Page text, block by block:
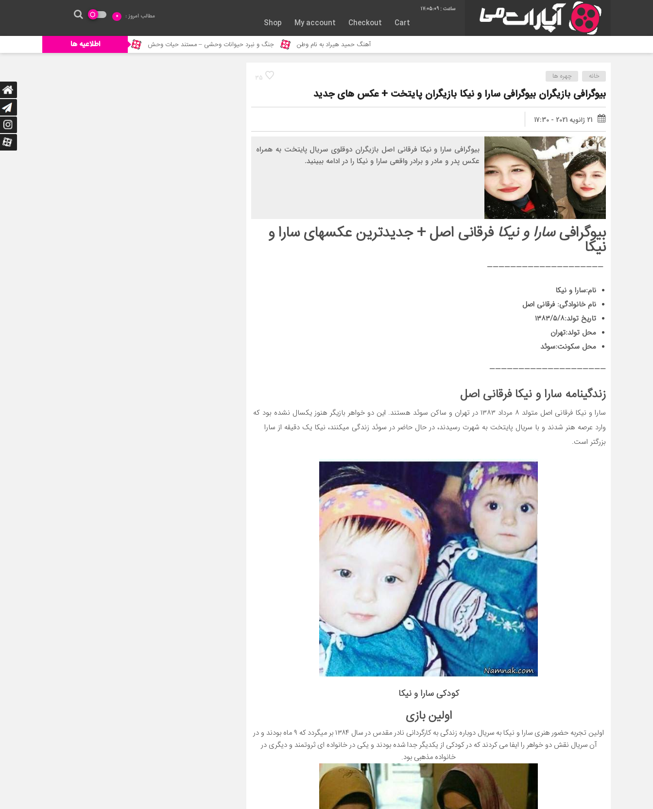
17:05:10
Cart
Checkout
My account
Shop
مطالب امروز : 0
اطلاعیه ها آهنگ حمید هیراد به نام وطن جنگ و نبرد حیوانات وحشی – مستند حیات وحش خورده شدن ادم توسط حیوانات وحشی جنگ حیوانات – حیات وحش
35 خانه چهره ها
بیوگرافی بازیگران بیوگرافی سارا و نیکا بازیگران پایتخت + عکس های جدید
21 ژانویه 2021 - 17:30
بیوگرافی سارا و نیکا فرقانی اصل بازیگران دوقلوی سریال پایتخت به همراه
عکس پدر و مادر و برادر واقعی سارا و نیکا را در ادامه ببینید.
بیوگرافیسارا و نیکا فرقانی اصل + جدیدترین عکسهایسارا و
نیکا
————————————————————
نام:سارا و نیکا
نام خانوادگی: فرقانی اصل
تاریخ تولد:۱۳۸۳/۵/۸
محل تولد:تهران
محل سکونت:سوئد
————————————————————
زندگینامه سارا و نیکا فرقانی اصل
سارا و نیکا فرقانی اصل متولد ۸ مرداد ۱۳۸۳ در تهران و ساکن سوئد هستند. این دو خواهر بازیگر هنوز یکسال نشده بود که
وارد عرصه هنر شدند و با سریال پایتخت به شهرت رسیدند، در حال حاضر در سوئد زندگی میکنند، نیکا یک دقیقه از سارا
بزرگتر است.
کودکی سارا و نیکا
اولین بازی
اولین تجربه حضور هنری سارا و نیکا به سریال دوباره زندگی به کارگردانی نادر مقدس در سال ۱۳۸۴ بر میگردد که ۹ ماه بودند و در
آن سریال نقش دو خواهر را ایفا می کردند که در کودکی از یکدیگر جدا شده بودند و یکی در خانواده ای ثروتمند و دیگری در
خانواده مذهبی بود.